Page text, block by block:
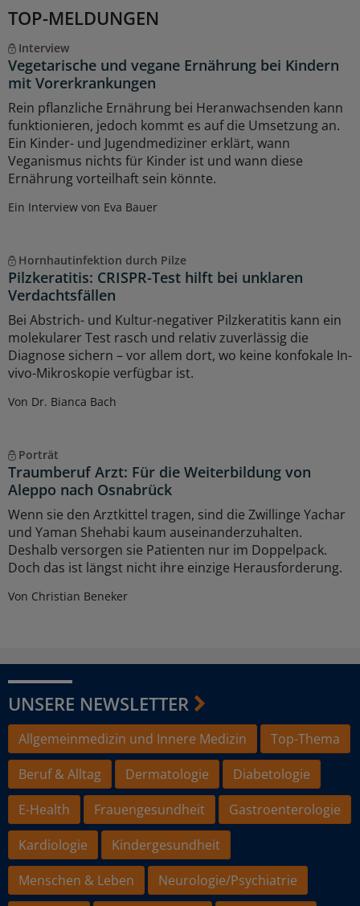
TOP-MELDUNGEN
Interview
Vegetarische und vegane Ernährung bei Kindern
mit Vorerkrankungen
Rein pflanzliche Ernährung bei Heranwachsenden kann
funktionieren, jedoch kommt es auf die Umsetzung an.
Ein Kinder- und Jugendmediziner erklärt, wann
Veganismus nichts für Kinder ist und wann diese
Ernährung vorteilhaft sein könnte.
Ein Interview von Eva Bauer
Hornhautinfektion durch Pilze
Pilzkeratitis: CRISPR-Test hilft bei unklaren
Verdachtsfällen
Bei Abstrich- und Kultur-negativer Pilzkeratitis kann ein
molekularer Test rasch und relativ zuverlässig die
Diagnose sichern – vor allem dort, wo keine konfokale In-
vivo-Mikroskopie verfügbar ist.
Von Dr. Bianca Bach
Porträt
Traumberuf Arzt: Für die Weiterbildung von
Aleppo nach Osnabrück
Wenn sie den Arztkittel tragen, sind die Zwillinge Yachar
und Yaman Shehabi kaum auseinanderzuhalten.
Deshalb versorgen sie Patienten nur im Doppelpack.
Doch das ist längst nicht ihre einzige Herausforderung.
Von Christian Beneker
UNSERE NEWSLETTER
Allgemeinmedizin und Innere Medizin
Top-Thema
Beruf & Alltag
Dermatologie
Diabetologie
E-Health
Frauengesundheit
Gastroenterologie
Kardiologie
Kindergesundheit
Menschen & Leben
Neurologie/Psychiatrie